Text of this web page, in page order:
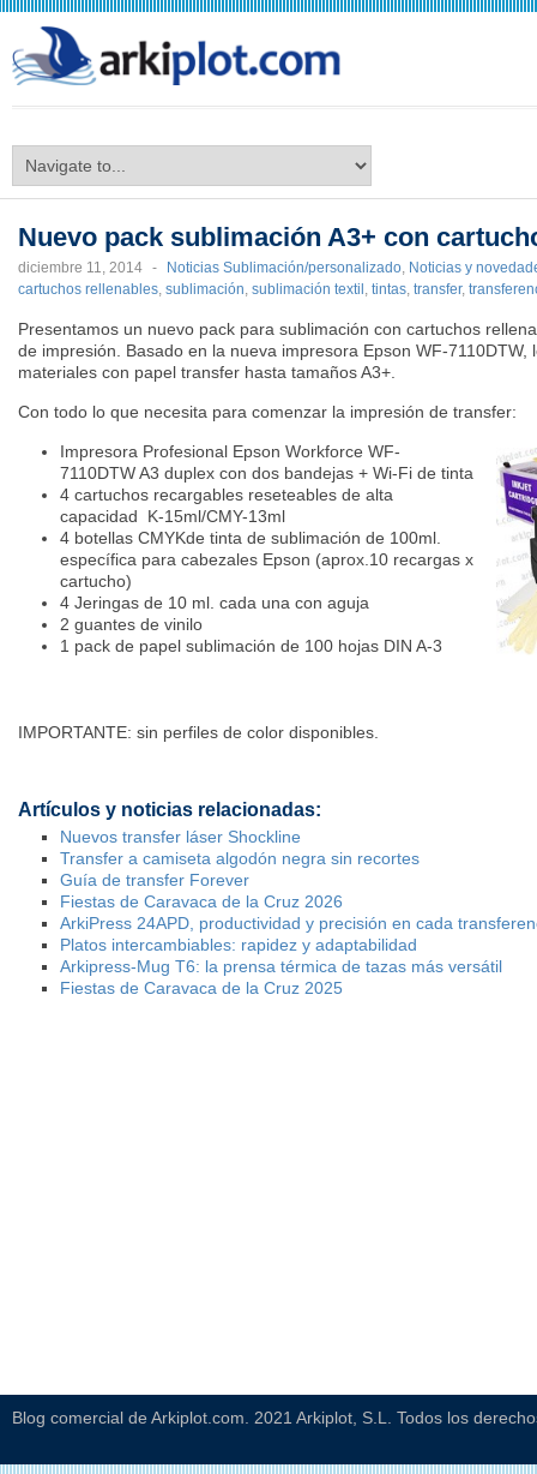
Nuevo pack sublimación A3+ con
diciembre 11, 2014 - Noticias Sublimación/personalizado, Noticias y
cartuchos rellenables, sublimación, sublimación textil , tintas, transfer,
Presentamos un nuevo pack para sublimación con cartuchos
de impresión. Basado en la nueva impresora Epson WF-7110DTW,
materiales con papel transfer hasta tamaños A3+.
Con todo lo que necesita para comenzar la impresión de transfer:
Impresora Profesional Epson Workforce WF-
7110DTW A3 duplex con dos bandejas + Wi-Fi de tinta
4 cartuchos recargables reseteables de alta
capacidad K-15ml/CMY-13ml
4 botellas CMYKde tinta de sublimación de 100ml.
específica para cabezales Epson (aprox.10 recargas x
cartucho)
4 Jeringas de 10 ml. cada una con aguja
2 guantes de vinilo
1 pack de papel sublimación de 100 hojas DIN A-3
IMPORTANTE: sin perfiles de color disponibles.
Artículos y noticias relacionadas:
Nuevos transfer láser Shockline
Transfer a camiseta algodón negra sin recortes
Guía de transfer Forever
Fiestas de Caravaca de la Cruz 2026
ArkiPress 24APD, productividad y precisión en cada
Platos intercambiables: rapidez y adaptabilidad
Arkipress-Mug T6: la prensa térmica de tazas más versátil
Fiestas de Caravaca de la Cruz 2025
Blog comercial de Arkiplot.com. 2021 Arkiplot, S.L. Todos los